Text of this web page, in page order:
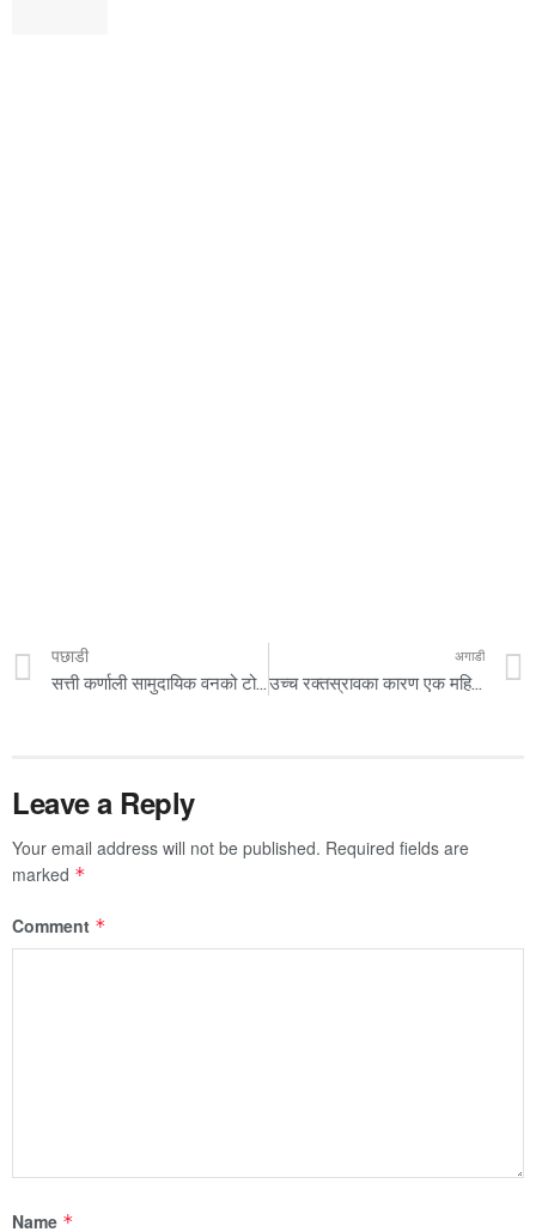
पछाडी
सत्ती कर्णाली सामुदायिक वनको टोल भेला कार्यक्रम सम्पन्न
अगाडी
उच्च रक्तस्रावका कारण एक महिलाको मृत्यु
Leave a Reply
Your email address will not be published. Required fields are
marked *
Comment *
Name *